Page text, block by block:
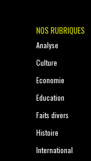
NOS RUBRIQUES
Analyse
Culture
Economie
Education
Faits divers
Histoire
International